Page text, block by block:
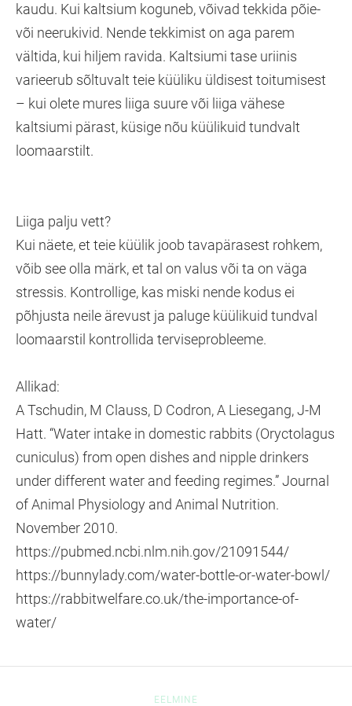
kaudu. Kui kaltsium koguneb, võivad tekkida põie-
või neerukivid. Nende tekkimist on aga parem
vältida, kui hiljem ravida. Kaltsiumi tase uriinis
varieerub sõltuvalt teie küüliku üldisest toitumisest
– kui olete mures liiga suure või liiga vähese
kaltsiumi pärast, küsige nõu küülikuid tundvalt
loomaarstilt.
Liiga palju vett?
Kui näete, et teie küülik joob tavapärasest rohkem,
võib see olla märk, et tal on valus või ta on väga
stressis. Kontrollige, kas miski nende kodus ei
põhjusta neile ärevust ja paluge küülikuid tundval
loomaarstil kontrollida terviseprobleeme.
Allikad:
A Tschudin, M Clauss, D Codron, A Liesegang, J-M
Hatt. “Water intake in domestic rabbits (Oryctolagus
cuniculus) from open dishes and nipple drinkers
under different water and feeding regimes.” Journal
of Animal Physiology and Animal Nutrition.
November 2010.
https://pubmed.ncbi.nlm.nih.gov/21091544/
https://bunnylady.com/water-bottle-or-water-bowl/
https://rabbitwelfare.co.uk/the-importance-of-
water/
EELMINE